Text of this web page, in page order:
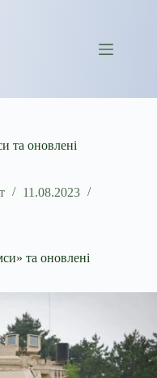
та оновлені
11.08.2023
та оновлені